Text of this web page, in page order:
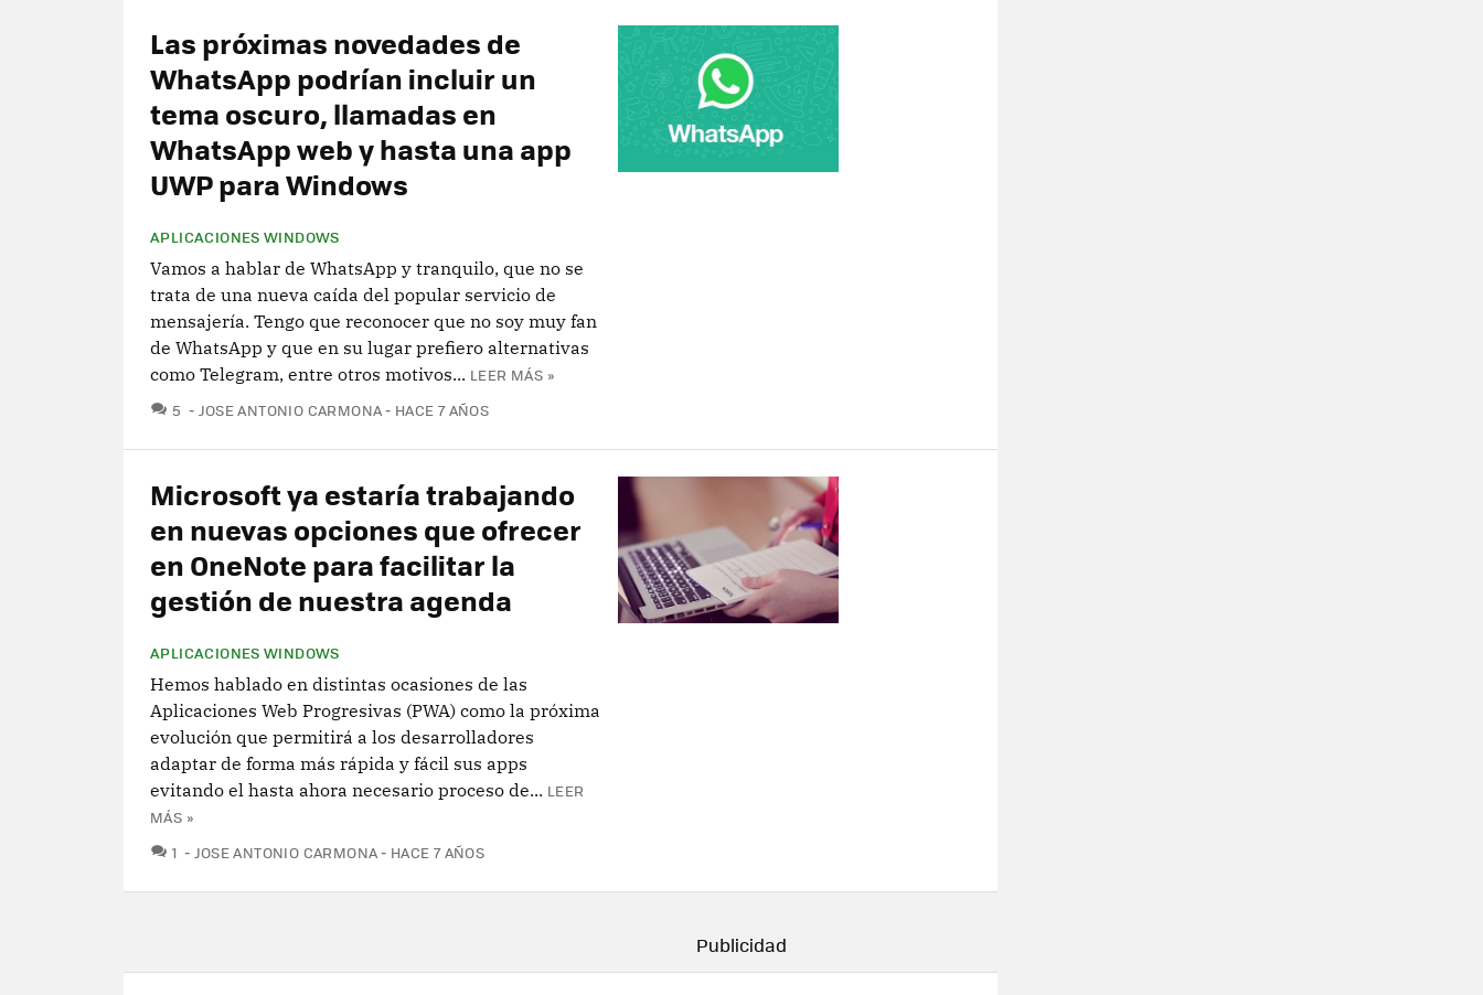
Las próximas novedades de
WhatsApp podrían incluir un
tema oscuro, llamadas en
WhatsApp web y hasta una app
UWP para Windows
APLICACIONES WINDOWS
Vamos a hablar de WhatsApp y tranquilo, que no se
trata de una nueva caída del popular servicio de
mensajería. Tengo que reconocer que no soy muy fan
de WhatsApp y que en su lugar prefiero alternativas
como Telegram, entre otros motivos... LEER MÁS »
5 COMENTARIOS
JOSE ANTONIO CARMONA HACE 7 AÑOS
Microsoft ya estaría trabajando
en nuevas opciones que ofrecer
en OneNote para facilitar la
gestión de nuestra agenda
APLICACIONES WINDOWS
Hemos hablado en distintas ocasiones de las
Aplicaciones Web Progresivas (PWA) como la próxima
evolución que permitirá a los desarrolladores
adaptar de forma más rápida y fácil sus apps
evitando el hasta ahora necesario proceso de... LEER
MÁS »
1 COMENTARIOS
JOSE ANTONIO CARMONA HACE 7 AÑOS